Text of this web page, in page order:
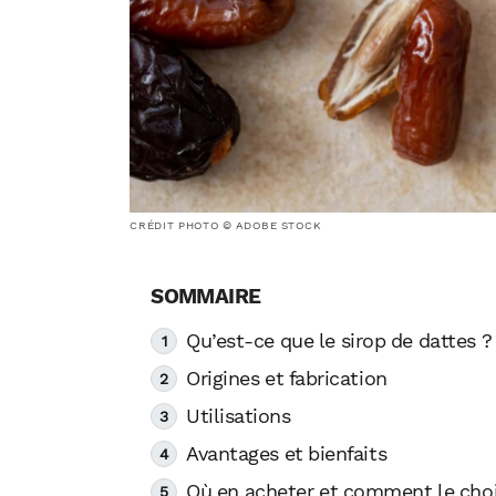
CRÉDIT PHOTO © ADOBE STOCK
Qu’est-ce que le sirop de dattes ?
Origines et fabrication
Utilisations
Avantages et bienfaits